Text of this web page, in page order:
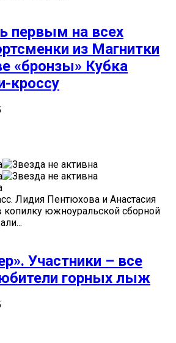
первым на всех
из Магнитки
«бронзы» Кубка
кроссу
Лидия Пентюхова и Анастасия
копилку южноуральской сборной
Участники – все
горных лыж